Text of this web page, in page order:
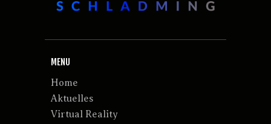
MENU
Home
Aktuelles
Virtual Reality